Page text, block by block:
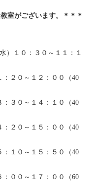
室がございます。＊＊＊
１０：３０～１１：１
２０～１２：００（40
３０～１４：１０（40
２０～１５：００（40
１０～１５：５０（40
００～１７：００（60